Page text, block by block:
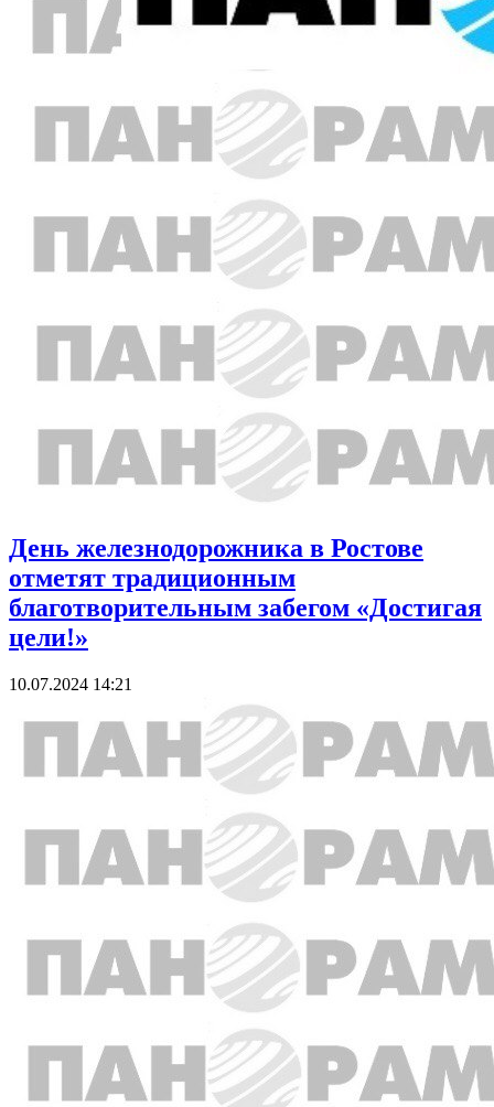
День железнодорожника в Ростове
отметят традиционным
благотворительным забегом «Достигая
цели!»
10.07.2024 14:21